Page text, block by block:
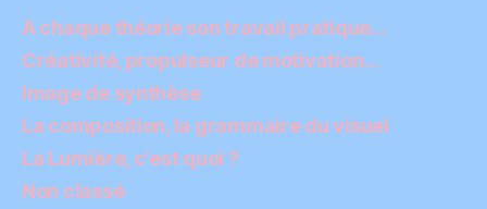
A chaque théorie son travail pratique…
Créativité, propulseur de motivation…
Image de synthèse
La composition, la grammaire du visuel
La Lumière, c'est quoi ?
Non classé